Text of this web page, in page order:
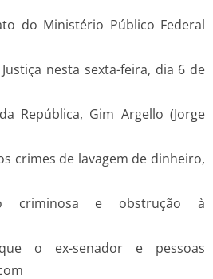
do Ministério Público Federal
nesta sexta-feira, dia 6 de
República, Gim Argello (Jorge
crimes de lavagem de dinheiro,
criminosa e obstrução à
o ex-senador e pessoas